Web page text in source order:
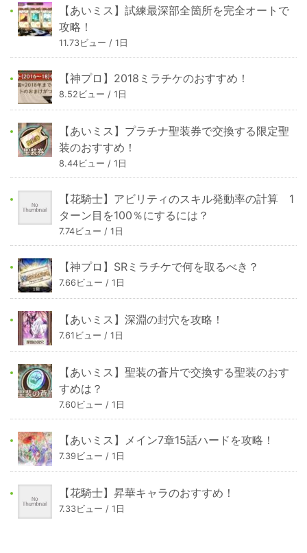
【あいミス】試練最深部全箇所を完全オートで
攻略！
11.73ビュー / 1日
【神プロ】2018ミラチケのおすすめ！
8.52ビュー / 1日
【あいミス】プラチナ聖装券で交換する限定聖
装のおすすめ！
8.44ビュー / 1日
【花騎士】アビリティのスキル発動率の計算 1
ターン目を100％にするには？
7.74ビュー / 1日
【神プロ】SRミラチケで何を取るべき？
7.66ビュー / 1日
【あいミス】深淵の封穴を攻略！
7.61ビュー / 1日
【あいミス】聖装の蒼片で交換する聖装のおす
すめは？
7.60ビュー / 1日
【あいミス】メイン7章15話ハードを攻略！
7.39ビュー / 1日
【花騎士】昇華キャラのおすすめ！
7.33ビュー / 1日